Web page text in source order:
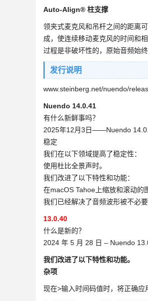
Auto-Align® 柱支撑
领夹式麦克风和吊杆之间的距离
成，使连续移动麦克风的时间和
过程是非破坏性的，原始音频始
发行说明
www.steinberg.net/nuendo/
Nuendo 14.0.41
有什么新鲜事吗？
2025年12月3日——Nuendo
稳定
我们在以下领域提高了稳定性：
使用杜比全景声时。
我们改进了以下特性和功能：
在macOS Tahoe上缩放和滚动的
我们已经解决了音频波形被不必
13.0.40
什么是新的？
2024 年 5 月 28 日 – Nuendo
我们改进了以下特性和功能。
杂项
现在>输入时间码值时，将正确应